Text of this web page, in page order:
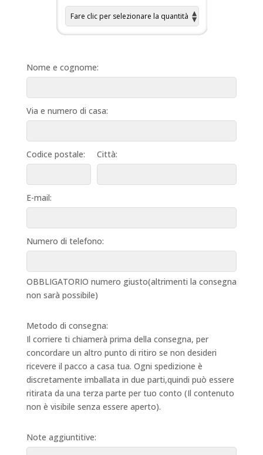
Nome e cognome:
Via e numero di casa:
Codice postale: Città:
E-mail:
Numero di telefono:
OBBLIGATORIO numero giusto(altrimenti la consegna
non sarà possibile)
Metodo di consegna:
Il corriere ti chiamerà prima della consegna, per
concordare un altro punto di ritiro se non desideri
ricevere il pacco a casa tua. Ogni spedizione è
discretamente imballata in due parti,quindi può essere
ritirata da una terza parte per tuo conto (Il contenuto
non è visibile senza essere aperto).
Note aggiuntitive: